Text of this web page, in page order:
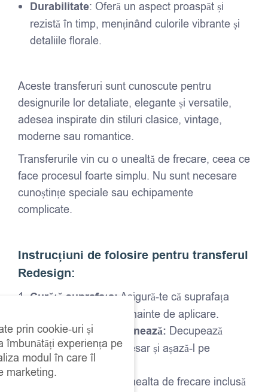
Durabilitate: Oferă un aspect proaspăt și
rezistă în timp, menținând culorile vibrante și
detaliile florale.
Aceste transferuri sunt cunoscute pentru
designurile lor detaliate, elegante și versatile,
adesea inspirate din stiluri clasice, vintage,
moderne sau romantice.
Transferurile vin cu o unealtă de frecare, ceea ce
face procesul foarte simplu. Nu sunt necesare
cunoștințe speciale sau echipamente
complicate.
Instrucțiuni de folosire pentru transferul
Redesign:
Curăță suprafața: Asigură-te că suprafața
este curată și uscată înainte de aplicare.
Decupează și poziționează: Decupează
transferul dacă e necesar și așază-l pe
suprafața dorită.
Frecare: Folosește unealta de frecare inclusă
prin cookie-uri și
îmbunătăți experiența pe
modul în care îl
marketing.